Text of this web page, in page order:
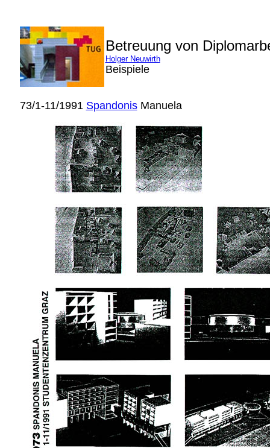
Betreuung von
Holger Neuwirth
Beispiele
73/1-11/1991 SpandonisManuela